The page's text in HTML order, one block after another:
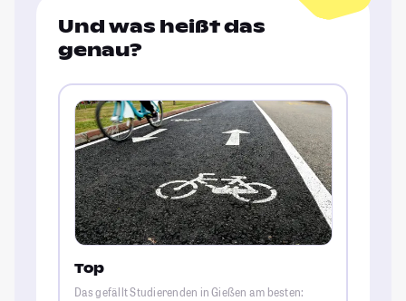
Und was heißt das
genau?
Top
Das gefällt Studierenden in Gießen am besten: